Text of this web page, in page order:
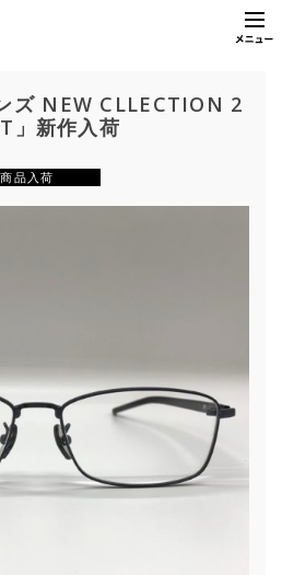
ズ NEW CLLECTION 2
」新作入荷
商品入荷